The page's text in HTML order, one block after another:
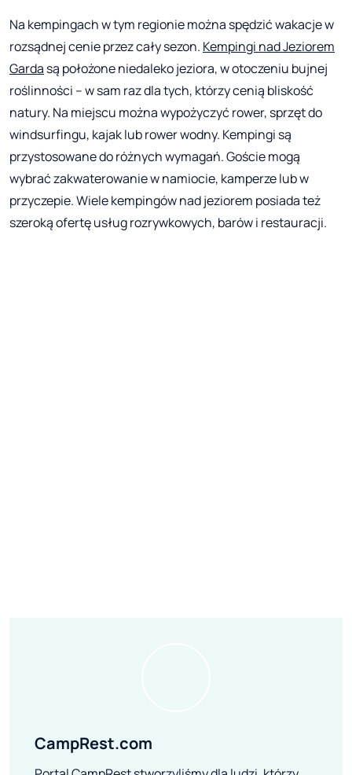
Na kempingach w tym regionie można spędzić wakacje w
rozsądnej cenie przez cały sezon. Kempingi nad Jeziorem
Garda są położone niedaleko jeziora, w otoczeniu bujnej
roślinności – w sam raz dla tych, którzy cenią bliskość
natury. Na miejscu można wypożyczyć rower, sprzęt do
windsurfingu, kajak lub rower wodny. Kempingi są
przystosowane do różnych wymagań. Goście mogą
wybrać zakwaterowanie w namiocie, kamperze lub w
przyczepie. Wiele kempingów nad jeziorem posiada też
szeroką ofertę usług rozrywkowych, barów i restauracji.
CampRest.com